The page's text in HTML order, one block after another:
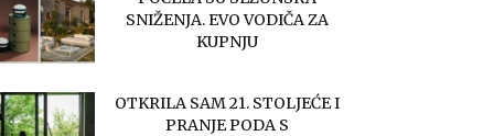
SNIŽENJA. EVO VODIČA ZA
KUPNJU
OTKRILA SAM 21. STOLJEĆE I
PRANJE PODA S